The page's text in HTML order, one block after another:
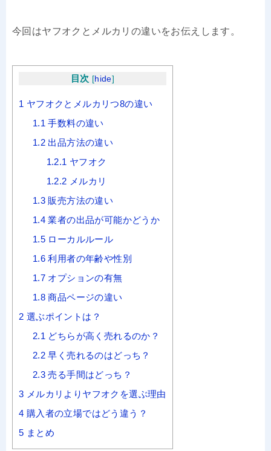
今回はヤフオクとメルカリの違いをお伝えします。
目次 [hide]
1 ヤフオクとメルカリつ8の違い
1.1 手数料の違い
1.2 出品方法の違い
1.2.1 ヤフオク
1.2.2 メルカリ
1.3 販売方法の違い
1.4 業者の出品が可能かどうか
1.5 ローカルルール
1.6 利用者の年齢や性別
1.7 オプションの有無
1.8 商品ページの違い
2 選ぶポイントは？
2.1 どちらが高く売れるのか？
2.2 早く売れるのはどっち？
2.3 売る手間はどっち？
3 メルカリよりヤフオクを選ぶ理由
4 購入者の立場ではどう違う？
5 まとめ